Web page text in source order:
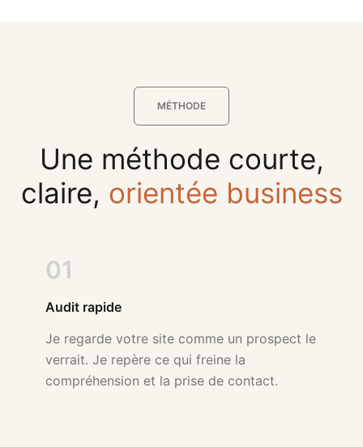
MÉTHODE
Une méthode courte,
claire, orientée business
01
Audit rapide
Je regarde votre site comme un prospect le
verrait. Je repère ce qui freine la
compréhension et la prise de contact.